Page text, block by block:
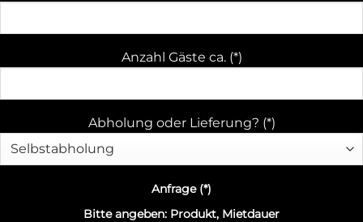
Anzahl Gäste ca. (*)
Abholung oder Lieferung? (*)
Anfrage (*)
Bitte angeben: Produkt, Mietdauer